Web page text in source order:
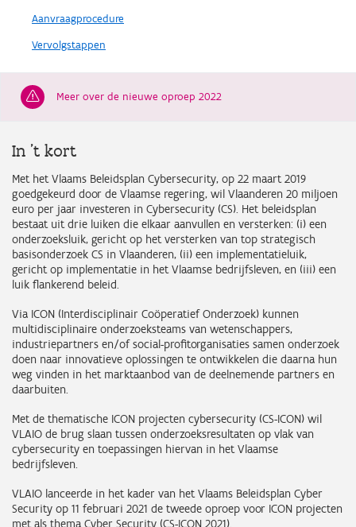
Aanvraagprocedure
Vervolgstappen
Meer over de nieuwe oproep 2022
In 't kort
Met het Vlaams Beleidsplan Cybersecurity, op 22 maart 2019
goedgekeurd door de Vlaamse regering, wil Vlaanderen 20 miljoen
euro per jaar investeren in Cybersecurity (CS). Het beleidsplan
bestaat uit drie luiken die elkaar aanvullen en versterken: (i) een
onderzoeksluik, gericht op het versterken van top strategisch
basisonderzoek CS in Vlaanderen, (ii) een implementatieluik,
gericht op implementatie in het Vlaamse bedrijfsleven, en (iii) een
luik flankerend beleid.
Via ICON (Interdisciplinair Coöperatief Onderzoek) kunnen
multidisciplinaire onderzoeksteams van wetenschappers,
industriepartners en/of social-profitorganisaties samen onderzoek
doen naar innovatieve oplossingen te ontwikkelen die daarna hun
weg vinden in het marktaanbod van de deelnemende partners en
daarbuiten.
Met de thematische ICON projecten cybersecurity (CS-ICON) wil
VLAIO de brug slaan tussen onderzoeksresultaten op vlak van
cybersecurity en toepassingen hiervan in het Vlaamse
bedrijfsleven.
VLAIO lanceerde in het kader van het Vlaams Beleidsplan Cyber
Security op 11 februari 2021 de tweede oproep voor ICON projecten
met als thema Cyber Security (CS-ICON 2021).